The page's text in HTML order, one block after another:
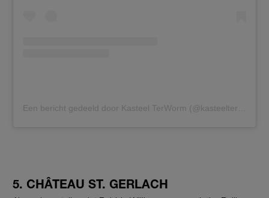
Een bericht gedeeld door Kasteel TerWorm (@kasteelterworm)
5. CHÂTEAU ST. GERLACH